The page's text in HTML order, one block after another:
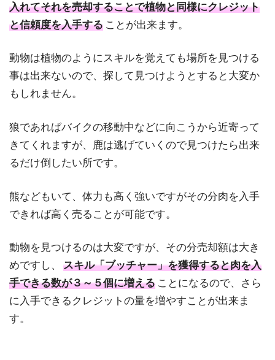
入れてそれを売却することで植物と同様にクレジット
と信頼度を入手する ことが出来ます。
動物は植物のようにスキルを覚えても場所を見つける
事は出来ないので、探して見つけようとすると大変か
もしれません。
狼であればバイクの移動中などに向こうから近寄って
きてくれますが、鹿は逃げていくので見つけたら出来
るだけ倒したい所です。
熊などもいて、体力も高く強いですがその分肉を入手
できれば高く売ることが可能です。
動物を見つけるのは大変ですが、その分売却額は大き
めですし、
スキル「ブッチャー」を獲得すると肉を入
手できる数が３～５個に増える ことになるので、さら
に入手できるクレジットの量を増やすことが出来ま
す。